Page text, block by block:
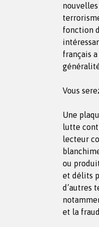
fonction
français
Vous
Une
lutte
lecteur
ou
et délits
d’autres
et la